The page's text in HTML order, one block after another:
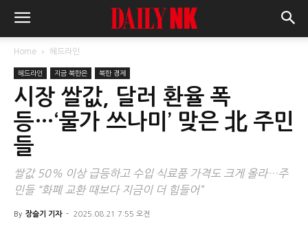
Home 헤드라인
헤드라인 지금 북한은 북한 경제
시장 쌀값, 달러 환율 폭
등…‘물가 쓰나미’ 맞은 北 주민
들
쌀값 50% 이상 급등하고 수입 식료품 가격도 크게 올라…주
민들 “화폐 교환 때보다 지금이 더 힘들어”
By 장슬기 기자 - 2025.08.21 7:55 오전